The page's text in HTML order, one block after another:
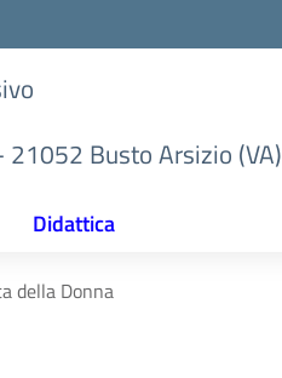
Busto Arsizio (VA)
Didattica
della Donna